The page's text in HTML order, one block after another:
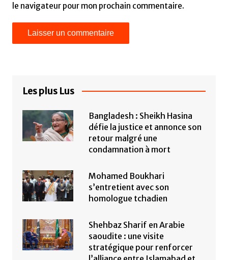
le navigateur pour mon prochain commentaire.
Les plus Lus
Bangladesh : Sheikh Hasina
défie la justice et annonce son
retour malgré une
condamnation à mort
Mohamed Boukhari
s’entretient avec son
homologue tchadien
Shehbaz Sharif en Arabie
saoudite : une visite
stratégique pour renforcer